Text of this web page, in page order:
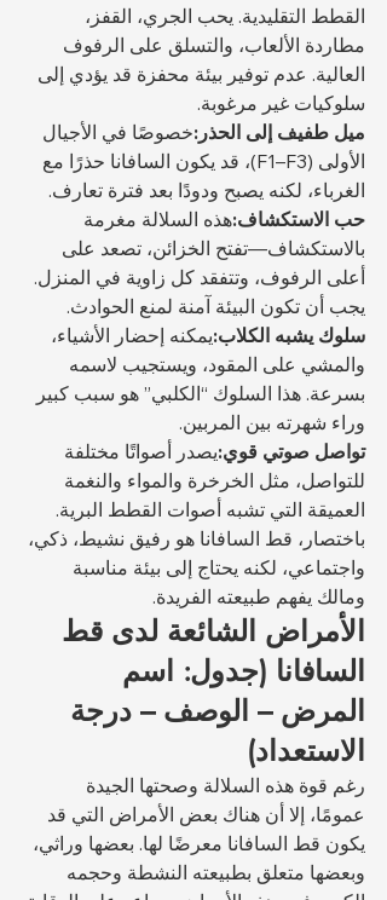
القطط التقليدية. يحب الجري، القفز،
مطاردة الألعاب، والتسلق على الرفوف
العالية. عدم توفير بيئة محفزة قد يؤدي إلى
سلوكيات غير مرغوبة.
ميل طفيف إلى الحذر:خصوصًا في الأجيال
الأولى (F1–F3)، قد يكون السافانا حذرًا مع
الغرباء، لكنه يصبح ودودًا بعد فترة تعارف.
حب الاستكشاف:هذه السلالة مغرمة
بالاستكشاف—تفتح الخزائن، تصعد على
أعلى الرفوف، وتتفقد كل زاوية في المنزل.
يجب أن تكون البيئة آمنة لمنع الحوادث.
سلوك يشبه الكلاب:يمكنه إحضار الأشياء،
والمشي على المقود، ويستجيب لاسمه
بسرعة. هذا السلوك “الكلبي” هو سبب كبير
وراء شهرته بين المربين.
تواصل صوتي قوي:يصدر أصواتًا مختلفة
للتواصل، مثل الخرخرة والمواء والنغمة
العميقة التي تشبه أصوات القطط البرية.
باختصار، قط السافانا هو رفيق نشيط، ذكي،
واجتماعي، لكنه يحتاج إلى بيئة مناسبة
ومالك يفهم طبيعته الفريدة.
الأمراض الشائعة لدى قط
السافانا (جدول: اسم
المرض – الوصف – درجة
الاستعداد)
رغم قوة هذه السلالة وصحتها الجيدة
عمومًا، إلا أن هناك بعض الأمراض التي قد
يكون قط السافانا معرضًا لها. بعضها وراثي،
وبعضها متعلق بطبيعته النشطة وحجمه